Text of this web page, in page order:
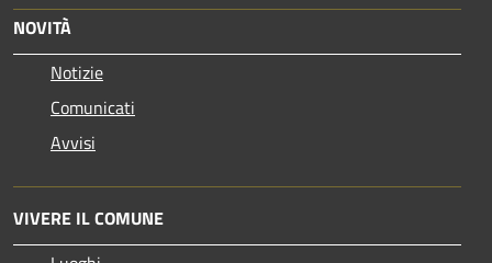
NOVITÀ
Notizie
Comunicati
Avvisi
VIVERE IL COMUNE